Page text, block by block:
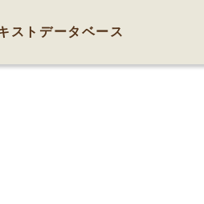
ストデータベース